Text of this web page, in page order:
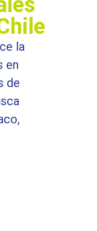
la
en
de